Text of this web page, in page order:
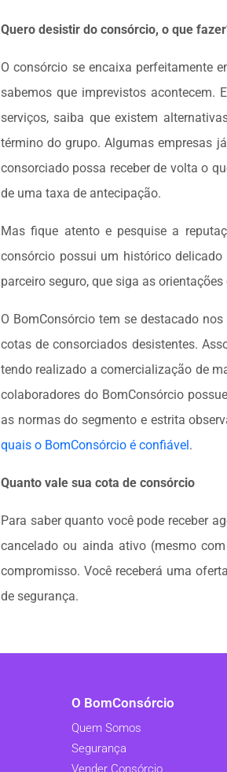
Quero desistir do consórcio, o que
O consórcio se encaixa perfeitamente
sabemos que imprevistos acontecem.
serviços, saiba que existem
término do grupo. Algumas empresas
consorciado possa receber de volta o
de uma taxa de antecipação.
Mas fique atento e pesquise a
consórcio possui um histórico
parceiro seguro, que siga as
O BomConsórcio tem se destacado
cotas de consorciados desistentes.
tendo realizado a comercialização de
colaboradores do BomConsórcio
as normas do segmento e estrita
quais o BomConsórcio é confiável.
Quanto vale sua cota de consórcio
Para saber quanto você pode receber
cancelado ou ainda ativo (mesmo
compromisso. Você receberá uma
de segurança.
O BomConsórcio
Quem Somos
Segurança
Vender Consórcio